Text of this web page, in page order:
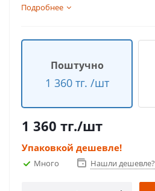
Подробнее
Поштучно
1 360 тг. /шт
1 360 тг./шт
Упаковкой дешевле!
Много Нашли дешевле?